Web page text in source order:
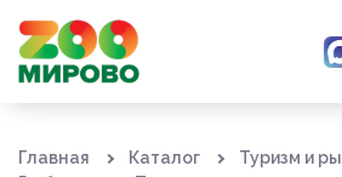
Главная Каталог
Туризм и